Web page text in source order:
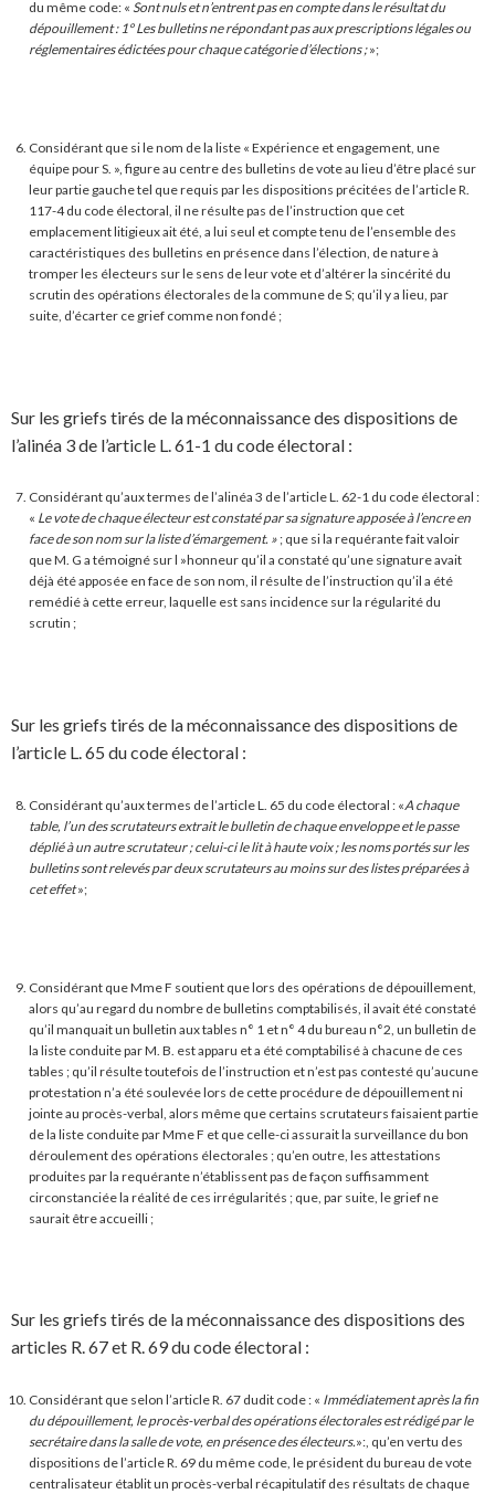
du même code: « Sont nuls et n’entrent pas en compte dans le résultat du
dépouillement : 1° Les bulletins ne répondant pas aux prescriptions légales ou
réglementaires édictées pour chaque catégorie d’élections ;»;
Considérant que si le nom de la liste « Expérience et engagement, une
équipe pour S. », figure au centre des bulletins de vote au lieu d’être placé sur
leur partie gauche tel que requis par les dispositions précitées de l’article R.
117-4 du code électoral, il ne résulte pas de l’instruction que cet
emplacement litigieux ait été, a lui seul et compte tenu de l’ensemble des
caractéristiques des bulletins en présence dans l’élection, de nature à
tromper les électeurs sur le sens de leur vote et d’altérer la sincérité du
scrutin des opérations électorales de la commune de S; qu’il y a lieu, par
suite, d’écarter ce grief comme non fondé ;
Sur les griefs tirés de la méconnaissance des dispositions de
l’alinéa 3 de l’article L. 61-1 du code électoral :
Considérant qu’aux termes de l’alinéa 3 de l’article L. 62-1 du code électoral :
« Le vote de chaque électeur est constaté par sa signature apposée à l’encre en
face de son nom sur la liste d’émargement. »; que si la requérante fait valoir
que M. G a témoigné sur l »honneur qu’il a constaté qu’une signature avait
déjà été apposée en face de son nom, il résulte de l’instruction qu’il a été
remédié à cette erreur, laquelle est sans incidence sur la régularité du
scrutin ;
Sur les griefs tirés de la méconnaissance des dispositions de
l’article L. 65 du code électoral :
Considérant qu’aux termes de l’article L. 65 du code électoral : «A chaque
table, l’un des scrutateurs extrait le bulletin de chaque enveloppe et le passe
déplié à un autre scrutateur ; celui-ci le lit à haute voix ; les noms portés sur les
bulletins sont relevés par deux scrutateurs au moins sur des listes préparées à
cet effet»;
Considérant que Mme F soutient que lors des opérations de dépouillement,
alors qu’au regard du nombre de bulletins comptabilisés, il avait été constaté
qu’il manquait un bulletin aux tables n° 1 et n° 4 du bureau n°2, un bulletin de
la liste conduite par M. B. est apparu et a été comptabilisé à chacune de ces
tables ; qu’il résulte toutefois de l’instruction et n’est pas contesté qu’aucune
protestation n’a été soulevée lors de cette procédure de dépouillement ni
jointe au procès-verbal, alors même que certains scrutateurs faisaient partie
de la liste conduite par Mme F et que celle-ci assurait la surveillance du bon
déroulement des opérations électorales ; qu’en outre, les attestations
produites par la requérante n’établissent pas de façon suffisamment
circonstanciée la réalité de ces irrégularités ; que, par suite, le grief ne
saurait être accueilli ;
Sur les griefs tirés de la méconnaissance des dispositions des
articles R. 67 et R. 69 du code électoral :
Considérant que selon l’article R. 67 dudit code : « Immédiatement après la fin
du dépouillement, le procès-verbal des opérations électorales est rédigé par le
secrétaire dans la salle de vote, en présence des électeurs.»:, qu’en vertu des
dispositions de l’article R. 69 du même code, le président du bureau de vote
centralisateur établit un procès-verbal récapitulatif des résultats de chaque